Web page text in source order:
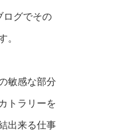
ログでその
敏感な部分
トラリーを
出来る仕事